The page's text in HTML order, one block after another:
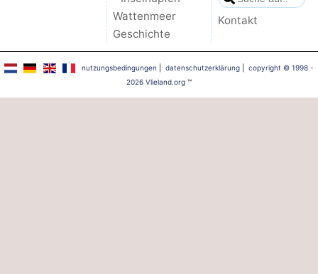
Wattenmeer
Geschichte
Kontakt
nutzungsbedingungen datenschutzerklärung| copyright © 1998 -
2026 Vlieland.org ™